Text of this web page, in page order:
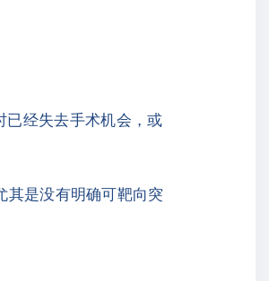
已经失去手术机会，或
其是没有明确可靶向突